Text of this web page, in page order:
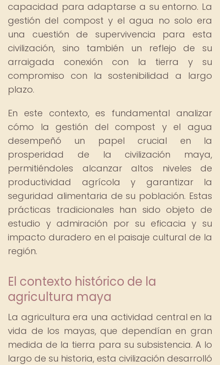
capacidad para adaptarse a su entorno. La
gestión del compost y el agua no solo era
una cuestión de supervivencia para esta
civilización, sino también un reflejo de su
arraigada conexión con la tierra y su
compromiso con la sostenibilidad a largo
plazo.
En este contexto, es fundamental analizar
cómo la gestión del compost y el agua
desempeñó un papel crucial en la
prosperidad de la civilización maya,
permitiéndoles alcanzar altos niveles de
productividad agrícola y garantizar la
seguridad alimentaria de su población. Estas
prácticas tradicionales han sido objeto de
estudio y admiración por su eficacia y su
impacto duradero en el paisaje cultural de la
región.
El contexto histórico de la
agricultura maya
La agricultura era una actividad central en la
vida de los mayas, que dependían en gran
medida de la tierra para su subsistencia. A lo
largo de su historia, esta civilización desarrolló